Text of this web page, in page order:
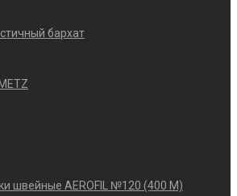
бархат
швейные AEROFIL №120 (400 М)